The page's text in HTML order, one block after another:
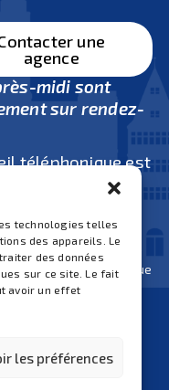
technologies telles
des appareils. Le
des données
sur ce site. Le fait
avoir un effet
les préférences
une
agence
midi sont
sur rendez-
téléphonique est
à 17h.
tous les mardis après-
de rendez-vous physique
téléphonique).